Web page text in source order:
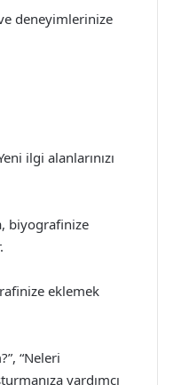
deneyimlerinize
ilgi alanlarınızı
biyografinize
eklemek
“Neleri
yardımcı